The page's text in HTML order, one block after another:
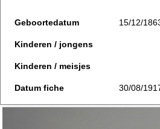
Geboortedatum 15/12/
Kinderen / jongens
Kinderen / meisjes
Datum fiche 30/08/